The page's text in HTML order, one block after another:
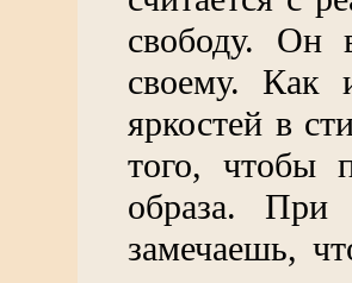
свободу. Он
своему. Как
яркостей в
того, чтобы
образа. При
замечаешь,